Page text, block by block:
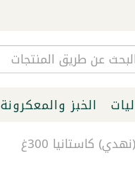
الخبز والمعكرونة
كاستانيا 300غ